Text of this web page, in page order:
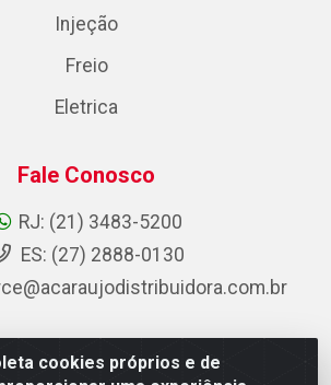
cookies próprios e de
Injeção
Freio
Eletrica
Fale Conosco
RJ: (21) 3483-5200
ES: (27) 2888-0130
- Rua Carneiro de Campos, 42 -